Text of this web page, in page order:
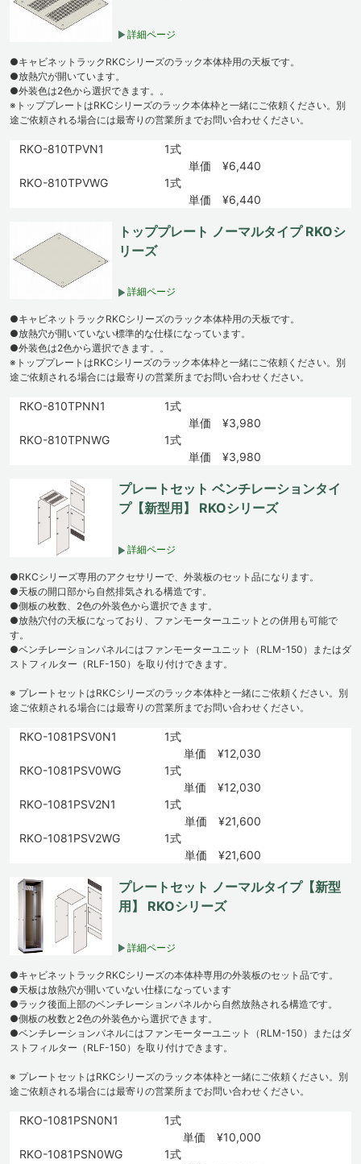
詳細ページ
●キャビネットラックRKCシリーズのラック本体枠用の天板です。
●放熱穴が開いています。
●外装色は2色から選択できます。。
※トッププレートはRKCシリーズのラック本体枠と一緒にご依頼ください。別
途ご依頼される場合には最寄りの営業所までお問い合わせください。
RKO-810TPVN1
1式
単価 ¥6,440
RKO-810TPVWG
1式
単価 ¥6,440
トッププレート ノーマルタイプ RKOシ
リーズ
詳細ページ
●キャビネットラックRKCシリーズのラック本体枠用の天板です。
●放熱穴が開いていない標準的な仕様になっています。
●外装色は2色から選択できます。。
※トッププレートはRKCシリーズのラック本体枠と一緒にご依頼ください。別
途ご依頼される場合には最寄りの営業所までお問い合わせください。
RKO-810TPNN1
1式
単価 ¥3,980
RKO-810TPNWG
1式
単価 ¥3,980
プレートセット ベンチレーションタイ
プ【新型用】 RKOシリーズ
詳細ページ
●RKCシリーズ専用のアクセサリーで、外装板のセット品になります。
●天板の開口部から自然排気される構造です。
●側板の枚数、2色の外装色から選択できます。
●放熱穴付の天板になっており、ファンモーターユニットとの併用も可能で
す。
●ベンチレーションパネルにはファンモーターユニット（RLM-150）またはダ
ストフィルター（RLF-150）を取り付けできます。
※ プレートセットはRKCシリーズのラック本体枠と一緒にご依頼ください。別
途ご依頼される場合には最寄りの営業所までお問い合わせください。
RKO-1081PSV0N1
1式
単価 ¥12,030
RKO-1081PSV0WG
1式
単価 ¥12,030
RKO-1081PSV2N1
1式
単価 ¥21,600
RKO-1081PSV2WG
1式
単価 ¥21,600
プレートセット ノーマルタイプ【新型
用】 RKOシリーズ
詳細ページ
●キャビネットラックRKCシリーズの本体枠専用の外装板のセット品です。
●天板は放熱穴が開いていない仕様になっています
●ラック後面上部のベンチレーションパネルから自然放熱される構造です。
●側板の枚数と2色の外装色から選択できます。
●ベンチレーションパネルにはファンモーターユニット（RLM-150）またはダ
ストフィルター（RLF-150）を取り付けできます。
※ プレートセットはRKCシリーズのラック本体枠と一緒にご依頼ください。別
途ご依頼される場合には最寄りの営業所までお問い合わせください。
RKO-1081PSN0N1
1式
単価 ¥10,000
RKO-1081PSN0WG
1式